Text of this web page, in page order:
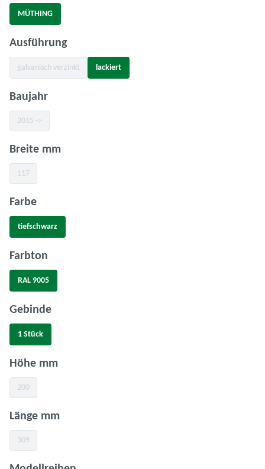
MÜTHING
Ausführungauswählen
galvanisch verzinkt(Diese Option ist zurzeit nicht verfügbar.)
lackiert
Baujahrauswählen
2015 ->(Diese Option ist zurzeit nicht verfügbar.)
Breite mmauswählen
117(Diese Option ist zurzeit nicht verfügbar.)
Farbeauswählen
tiefschwarz
Farbton
RAL 9005
Gebindeauswählen
1 Stück
Höhe mmauswählen
200(Diese Option ist zurzeit nicht verfügbar.)
Länge mmauswählen
309(Diese Option ist zurzeit nicht verfügbar.)